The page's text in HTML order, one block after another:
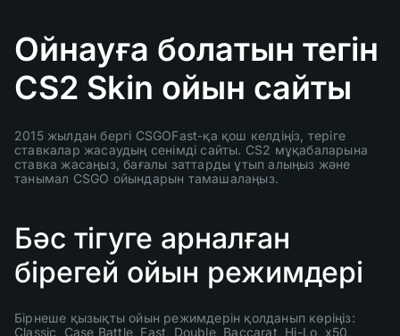
Ойнауға болатын тегін
CS2 Skin ойын сайты
2015 жылдан бергі CSGOFast-қа қош келдіңіз, теріге
ставкалар жасаудың сенімді сайты. CS2 мұқабаларына
ставка жасаңыз, бағалы заттарды ұтып алыңыз және
танымал CSGO ойындарын тамашалаңыз.
Бәс тігуге арналған
бірегей ойын режимдері
Бірнеше қызықты ойын режимдерін қолданып көріңіз:
Classic, Case Battle, Fast, Double, Baccarat, Hi-Lo, x50,